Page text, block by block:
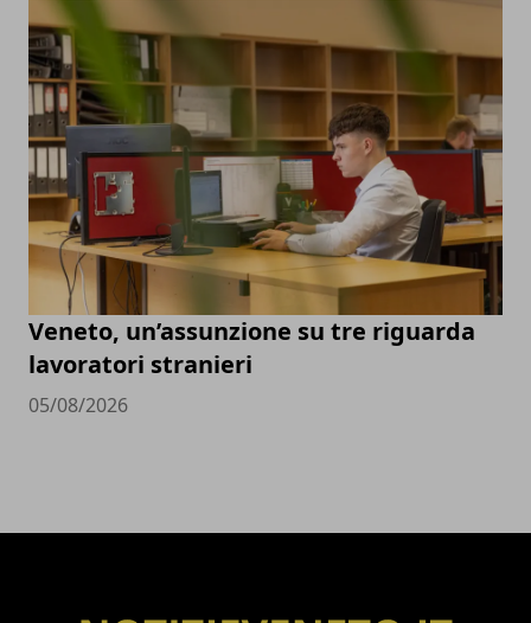
Veneto, un’assunzione su tre riguarda
lavoratori stranieri
05/08/2026